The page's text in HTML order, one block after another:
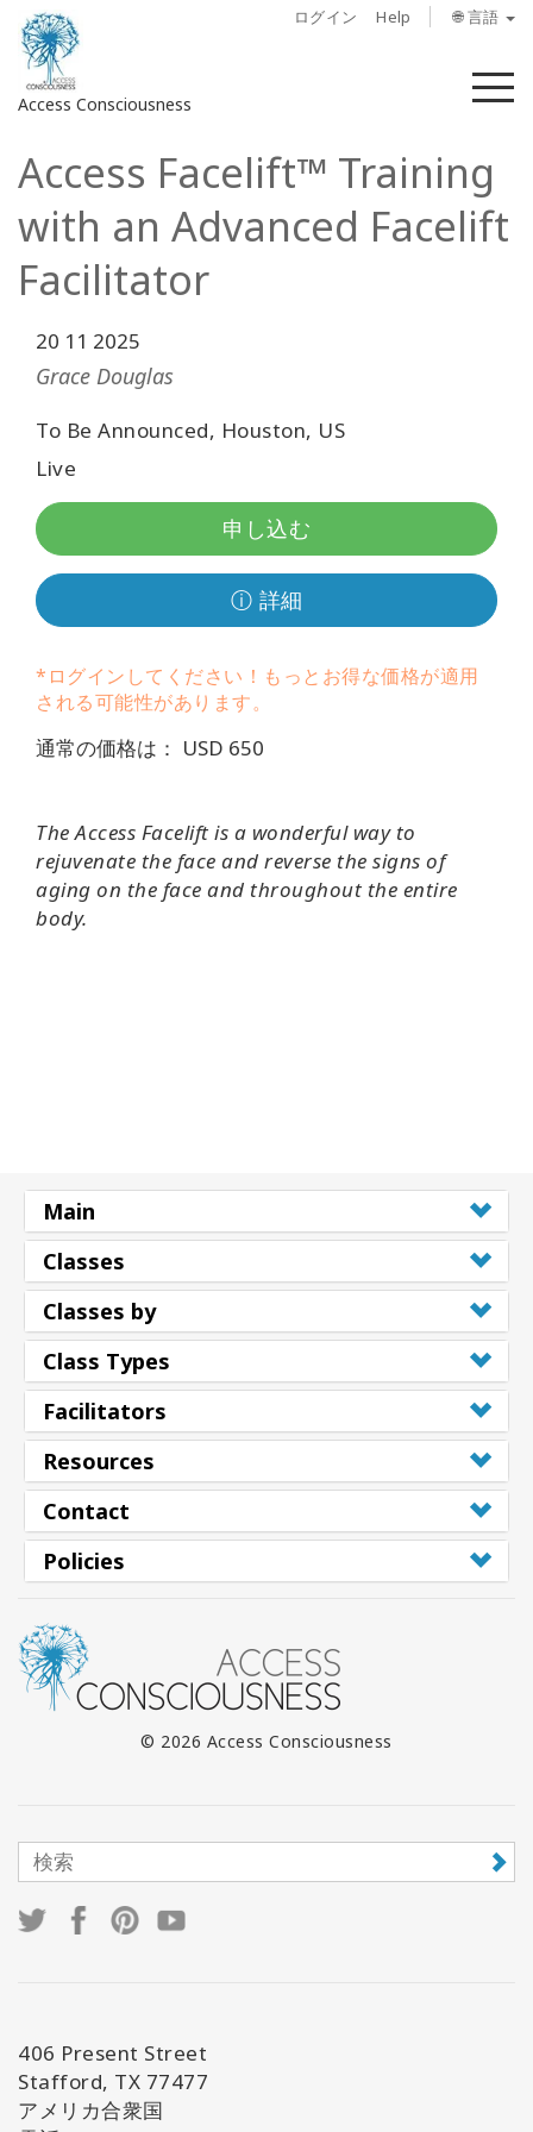
ログイン Help 🌐 言語
Access Consciousness
メ
ア
ウ
ト
サ
イ
イ
ン
概
要
Access
Bars
地
域
フ
ァ
シ
絡
検
Access Facelift™ Training
with an Advanced Facelift
Facilitator
20 11 2025
Grace Douglas
To Be Announced, Houston, US
Live
申し込む
ⓘ 詳細
*ログインしてください！もっとお得な価格が適用
される可能性があります。
通常の価格は： USD 650
The Access Facelift is a wonderful way to
rejuvenate the face and reverse the signs of
aging on the face and throughout the entire
body.
Main
Classes
Classes by
Class Types
Facilitators
Resources
Contact
Policies
© 2026 Access Consciousness
406 Present Street
Stafford, TX 77477
アメリカ合衆国